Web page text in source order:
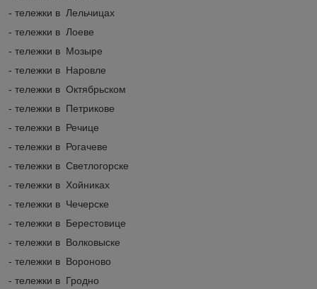
- тележки в Лельчицах
- тележки в Лоеве
- тележки в Мозыре
- тележки в Наровле
- тележки в Октябрьском
- тележки в Петрикове
- тележки в Речице
- тележки в Рогачеве
- тележки в Светлогорске
- тележки в Хойниках
- тележки в Чечерске
- тележки в Берестовице
- тележки в Волковыске
- тележки в Вороново
- тележки в Гродно